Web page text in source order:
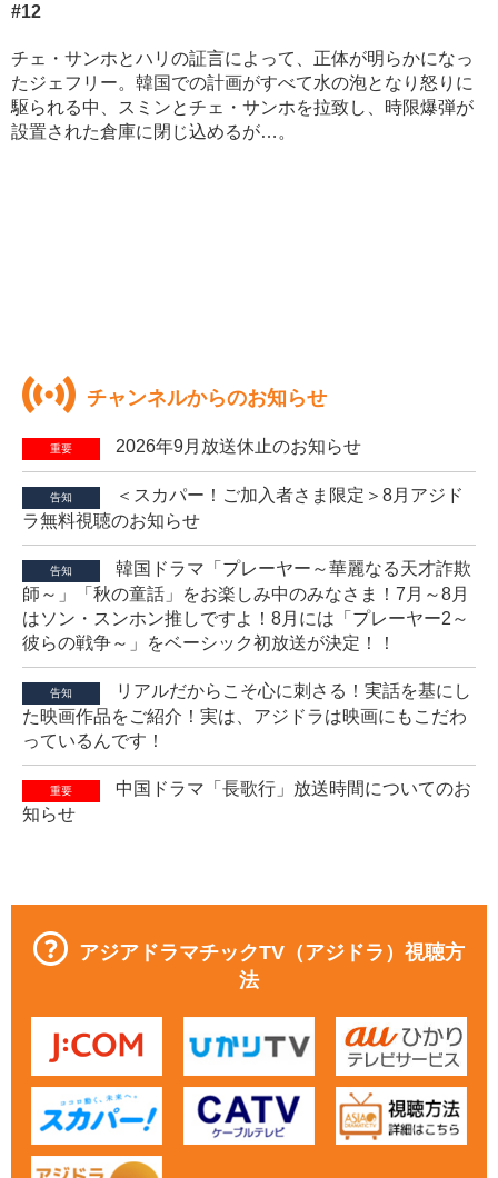
#12
チェ・サンホとハリの証言によって、正体が明らかになっ
たジェフリー。韓国での計画がすべて水の泡となり怒りに
駆られる中、スミンとチェ・サンホを拉致し、時限爆弾が
設置された倉庫に閉じ込めるが…。
チャンネルからのお知らせ
重要 2026年9月放送休止のお知らせ
告知
＜スカパー！ご加入者さま限定＞8月アジド
ラ無料視聴のお知らせ
告知
韓国ドラマ「プレーヤー～華麗なる天才詐欺
師～」「秋の童話」をお楽しみ中のみなさま！7月～8月
はソン・スンホン推しですよ！8月には「プレーヤー2～
彼らの戦争～」をベーシック初放送が決定！！
告知
リアルだからこそ心に刺さる！実話を基にし
た映画作品をご紹介！実は、アジドラは映画にもこだわ
っているんです！
重要
中国ドラマ「長歌行」放送時間についてのお
知らせ
アジアドラマチックTV（アジドラ）視聴方
法